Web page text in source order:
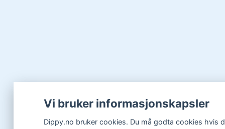
Vi bruker informasjonskapsler
Dippy.no bruker cookies. Du må godta cookies hvis